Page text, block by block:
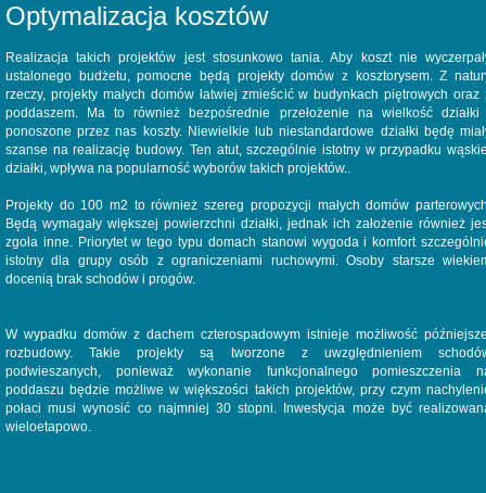
Optymalizacja kosztów
Realizacja takich projektów jest stosunkowo tania. Aby koszt nie
ustalonego budżetu, pomocne będą projekty domów z kosztorysem. Z
rzeczy, projekty małych domów łatwiej zmieścić w budynkach piętrowych oraz
poddaszem. Ma to również bezpośrednie przełożenie na wielkość
ponoszone przez nas koszty. Niewielkie lub niestandardowe działki będę
szanse na realizację budowy. Ten atut, szczególnie istotny w przypadku
działki, wpływa na popularność wyborów takich projektów..
Projekty do 100 m2 to również szereg propozycji małych domów
Będą wymagały większej powierzchni działki, jednak ich założenie również
zgoła inne. Priorytet w tego typu domach stanowi wygoda i komfort
istotny dla grupy osób z ograniczeniami ruchowymi. Osoby starsze
docenią brak schodów i progów.
W wypadku domów z dachem czterospadowym istnieje możliwość
rozbudowy. Takie projekty są tworzone z uwzględnieniem
podwieszanych, ponieważ wykonanie funkcjonalnego pomieszczenia
poddaszu będzie możliwe w większości takich projektów, przy czym
połaci musi wynosić co najmniej 30 stopni. Inwestycja może być
wieloetapowo.